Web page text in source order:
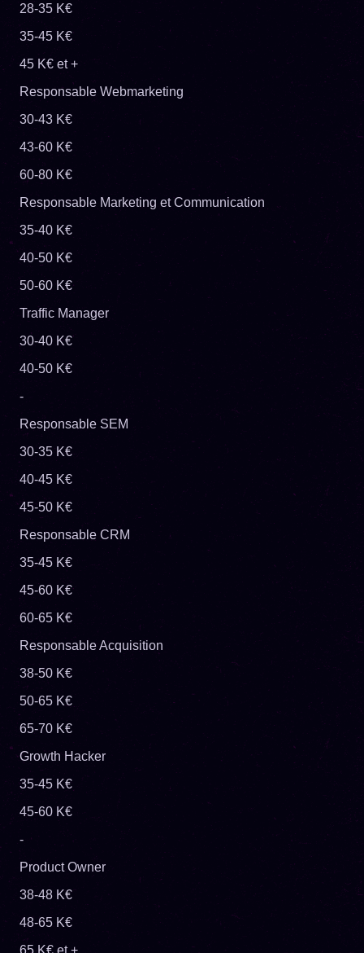
28-35 K€
35-45 K€
45 K€ et +
Responsable Webmarketing
30-43 K€
43-60 K€
60-80 K€
Responsable Marketing et Communication
35-40 K€
40-50 K€
50-60 K€
Traffic Manager
30-40 K€
40-50 K€
-
Responsable SEM
30-35 K€
40-45 K€
45-50 K€
Responsable CRM
35-45 K€
45-60 K€
60-65 K€
Responsable Acquisition
38-50 K€
50-65 K€
65-70 K€
Growth Hacker
35-45 K€
45-60 K€
-
Product Owner
38-48 K€
48-65 K€
65 K€ et +